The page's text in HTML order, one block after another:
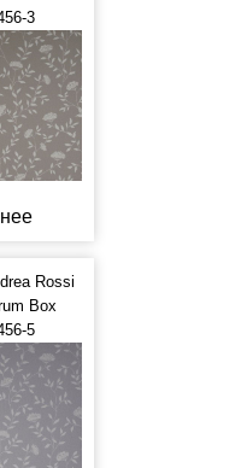
3
Rossi
Box
5